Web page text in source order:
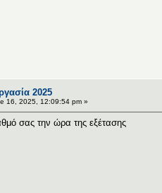
2025
16, 2025, 12:09:54 pm »
σας την ώρα της εξέτασης